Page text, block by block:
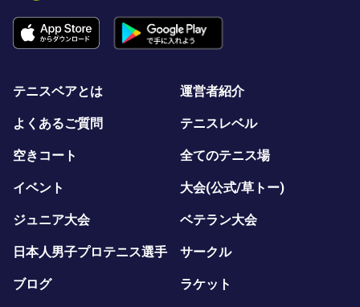
テニスベアとは 運営者紹介
よくあるご質問 テニスレベル
空きコート 全てのテニス場
イベント 大会(公式/草トー)
ジュニア大会 ベテラン大会
日本人男子プロテニス選手 サークル
ブログ ラケット